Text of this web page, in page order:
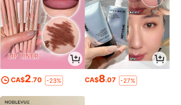
CA$2.70 -23% CA$8.07 -27%